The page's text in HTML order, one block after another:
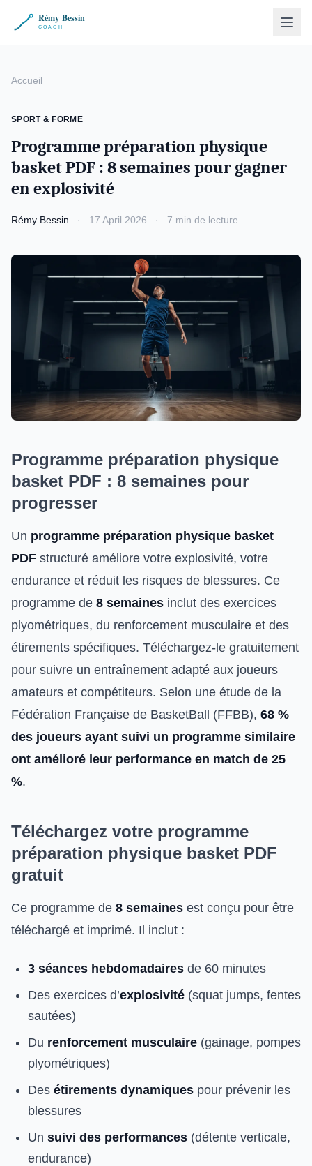
Accueil
SPORT & FORME
Programme préparation physique
basket PDF : 8 semaines pour gagner
en explosivité
Rémy Bessin · 17 April 2026 · 7 min de lecture
Programme préparation physique
basket PDF : 8 semaines pour
progresser
Un programme préparation physique basket
PDF structuré améliore votre explosivité, votre
endurance et réduit les risques de blessures. Ce
programme de 8 semaines inclut des exercices
plyométriques, du renforcement musculaire et des
étirements spécifiques. Téléchargez-le gratuitement
pour suivre un entraînement adapté aux joueurs
amateurs et compétiteurs. Selon une étude de la
Fédération Française de BasketBall (FFBB), 68 %
des joueurs ayant suivi un programme similaire
ont amélioré leur performance en match de 25
%.
Téléchargez votre programme
préparation physique basket PDF
gratuit
Ce programme de 8 semaines est conçu pour être
téléchargé et imprimé. Il inclut :
3 séances hebdomadaires de 60 minutes
Des exercices d’explosivité (squat jumps, fentes
sautées)
Du renforcement musculaire (gainage, pompes
plyométriques)
Des étirements dynamiques pour prévenir les
blessures
Un suivi des performances (détente verticale,
endurance)